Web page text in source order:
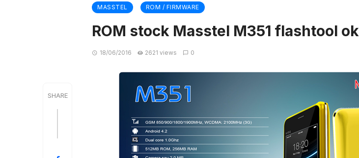
MASSTEL ROM / FIRMWARE
ROM stock Masstel M351 flashtool ok
18/06/2016 2621 views 0
SHARE